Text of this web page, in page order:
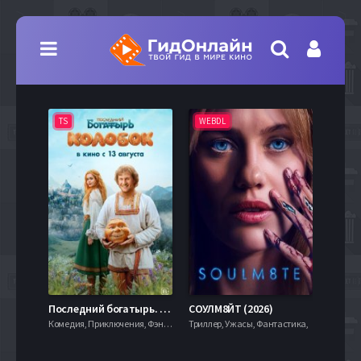
TS
Последний богатырь. Колобок (2026)
Комедия, Приключения, Фэнтези,
WEBDL
СОУЛМ8ЙТ (2026)
Триллер, Ужасы, Фантастика,